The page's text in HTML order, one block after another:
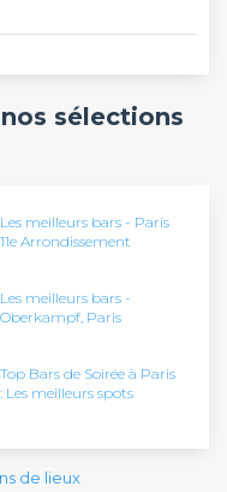
sélections
Les meilleurs bars - Paris
11e Arrondissement
Les meilleurs bars -
Oberkampf, Paris
Top Bars de Soirée à Paris
: Les meilleurs spots
de lieux